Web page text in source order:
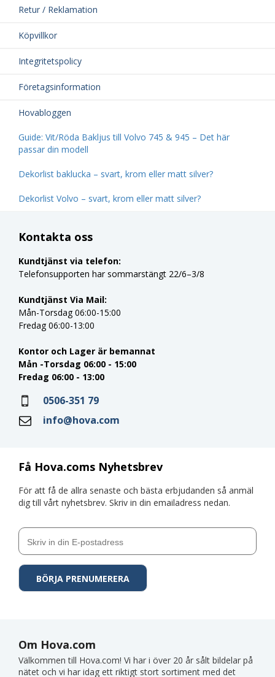
Retur / Reklamation
Köpvillkor
Integritetspolicy
Företagsinformation
Hovabloggen
Guide: Vit/Röda Bakljus till Volvo 745 & 945 – Det här
passar din modell
Dekorlist baklucka – svart, krom eller matt silver?
Dekorlist Volvo – svart, krom eller matt silver?
Få Hova.coms Nyhetsbrev
För att få de allra senaste och bästa erbjudanden så anmäl
dig till vårt nyhetsbrev. Skriv in din emailadress nedan.
Kontakta oss
Kundtjänst via telefon:
Telefonsupporten har sommarstängt 22/6–3/8
Kundtjänst Via Mail:
Mån-Torsdag 06:00-15:00
Fredag 06:00-13:00
Kontor och Lager är bemannat
Mån -Torsdag 06:00 - 15:00
Fredag 06:00 - 13:00
0506-351 79
info@hova.com
Om Hova.com
Välkommen till Hova.com! Vi har i över 20 år sålt bildelar på
nätet och vi har idag ett riktigt stort sortiment med det